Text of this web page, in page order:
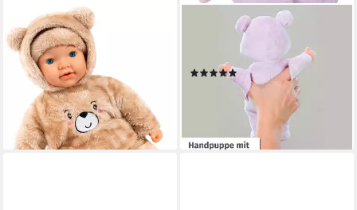
BAYER
Babypuppe Piccolina Magic
Tears 42 cm, weint echte
Tränen
62,98 € UVP99,99 €
-37%
lieferbar - in 3-4 Werktagen bei dir
BABY BORN
Babypuppe for babies Maus,
(3)
ab 10,61 € UVP 12,99 €
lieferbar - in 1-2 Werktagen bei dir